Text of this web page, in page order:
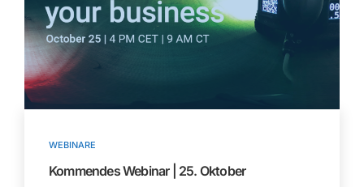
WEBINARE
Kommendes Webinar | 25. Oktober